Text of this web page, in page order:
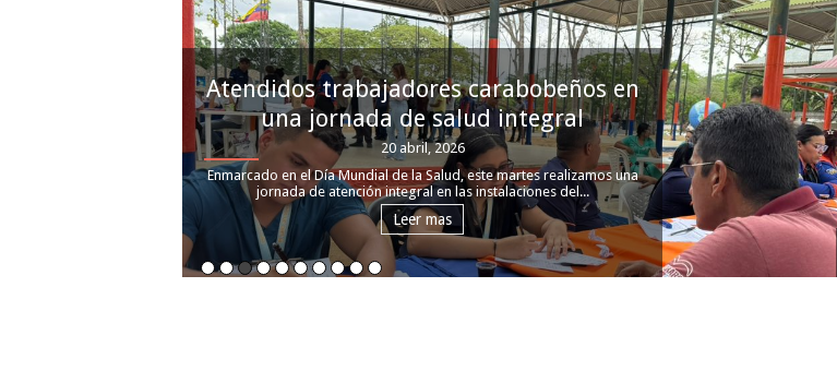
Carabobo ingresa 108 nuevos médicos
integrales comunitarios al SPNS
20 abril, 2026
Coincidiendo con el Día Nacional del Médico, este martes 10 de
marzo, se llevó realizó el grado de la XV...
Leer mas